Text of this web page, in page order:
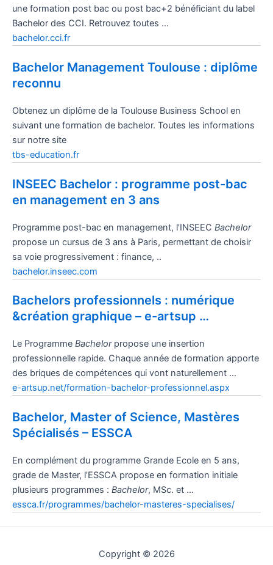
une formation post bac ou post bac+2 bénéficiant du label
Bachelor des CCI. Retrouvez toutes …
bachelor.cci.fr
Bachelor Management Toulouse : diplôme
reconnu
Obtenez un diplôme de la Toulouse Business School en
suivant une formation de bachelor. Toutes les informations
sur notre site
tbs-education.fr
INSEEC Bachelor : programme post-bac
en management en 3 ans
Programme post-bac en management, l’INSEEC Bachelor
propose un cursus de 3 ans à Paris, permettant de choisir
sa voie progressivement : finance, ..
bachelor.inseec.com
Bachelors professionnels : numérique
&création graphique – e-artsup …
Le Programme Bachelorpropose une insertion
professionnelle rapide. Chaque année de formation apporte
des briques de compétences qui vont naturellement …
e-artsup.net/formation-bachelor-professionnel.aspx
Bachelor, Master of Science, Mastères
Spécialisés – ESSCA
En complément du programme Grande Ecole en 5 ans,
grade de Master, l’ESSCA propose en formation initiale
plusieurs programmes : Bachelor, MSc. et …
essca.fr/programmes/bachelor-masteres-specialises/
Copyright © 2026